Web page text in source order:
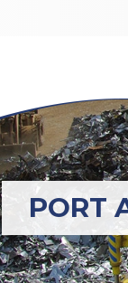
PORT